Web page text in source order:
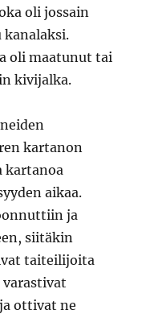
oli jossain
oli maatunut tai
kivijalka.
kartanon
kartanoa
aikaa.
ja
siitäkin
taiteilijoita
ottivat ne